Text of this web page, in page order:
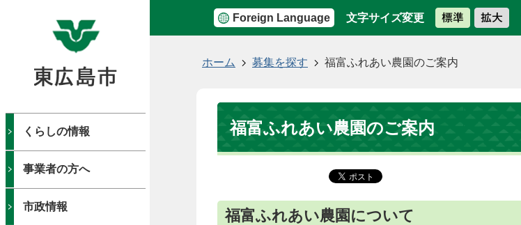
Foreign Language 文字サイズ変更
くらしの情報
事業者の方へ
市政情報
ホーム 募集を探す 福富ふれあい農園のご案内
福富ふれあい農園のご案内
福富ふれあい農園について